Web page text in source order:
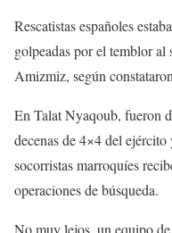
Rescatistas españoles
golpeadas por el temblor
Amizmiz, según
En Talat Nyaqoub, fueron
decenas de 4×4 del
socorristas marroquíes
operaciones de búsqueda.
No muy lejos, un equipo